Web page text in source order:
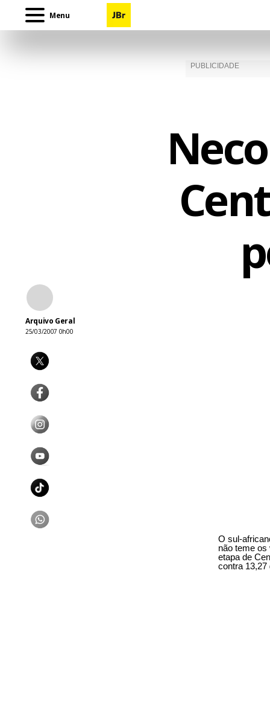
Menu
Arquivo Geral
25/03/2007 0h00
O sul-
não teme os
etapa de
contra 13,27